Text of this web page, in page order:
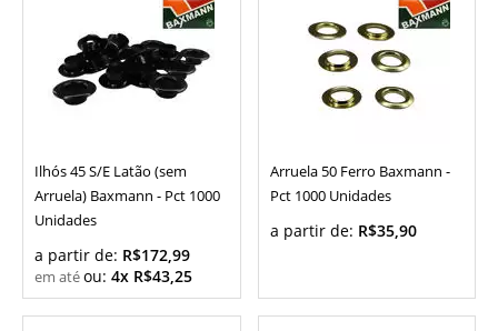
Ilhós 45 S/E Latão (sem
Arruela) Baxmann - Pct 1000
Unidades
a partir de: R$172,99
ou: 4x R$43,25
Arruela 50 Ferro Baxmann -
Pct 1000 Unidades
a partir de: R$35,90